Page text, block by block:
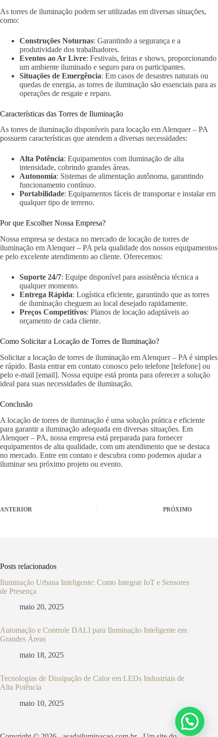
As torres de iluminação podem ser utilizadas em diversas situações,
como:
Construções Noturnas: Garantindo a segurança e a
produtividade dos trabalhadores.
Eventos ao Ar Livre: Festivais, feiras e shows, proporcionando
um ambiente iluminado e seguro para os participantes.
Situações de Emergência: Em casos de desastres naturais ou
quedas de energia, as torres de iluminação são essenciais para as
operações de resgate e reparo.
Características das Torres de Iluminação
As torres de iluminação disponíveis para locação em Alenquer – PA
possuem características que atendem a diversas necessidades:
Alta Potência: Equipamentos com iluminação de alta
intensidade, cobrindo grandes áreas.
Autonomia: Sistemas de alimentação autônoma, garantindo
funcionamento contínuo.
Portabilidade: Equipamentos fáceis de transportar e instalar em
qualquer tipo de terreno.
Por que Escolher Nossa Empresa?
Nossa empresa se destaca no mercado de locação de torres de
iluminação em Alenquer – PA pela qualidade dos nossos equipamentos
e pelo excelente atendimento ao cliente. Oferecemos:
Suporte 24/7: Equipe disponível para assistência técnica a
qualquer momento.
Entrega Rápida: Logística eficiente, garantindo que as torres
de iluminação cheguem ao local desejado rapidamente.
Preços Competitivos: Planos de locação adaptáveis ao
orçamento de cada cliente.
Como Solicitar a Locação de Torres de Iluminação?
Solicitar a locação de torres de iluminação em Alenquer – PA é simples
e rápido. Basta entrar em contato conosco pelo telefone [telefone] ou
pelo e-mail [email]. Nossa equipe está pronta para oferecer a solução
ideal para suas necessidades de iluminação.
Conclusão
A locação de torres de iluminação é uma solução prática e eficiente
para garantir a iluminação adequada em diversas situações. Em
Alenquer – PA, nossa empresa está preparada para fornecer
equipamentos de alta qualidade, com um atendimento que se destaca
no mercado. Entre em contato e descubra como podemos ajudar a
iluminar seu próximo projeto ou evento.
ANTERIOR PRÓXIMO
Posts relacionados
Iluminação Urbana Inteligente: Como Integrar IoT e Sensores
de Presença
maio 20, 2025
Automação e Controle DALI para Iluminação Inteligente em
Grandes Áreas
maio 18, 2025
Tecnologias de Dissipação de Calor em LEDs Industriais de
Alta Potência
maio 10, 2025